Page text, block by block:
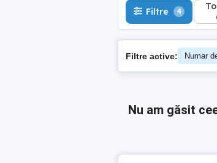
Filtre 4
Filtre active: Numar
Nu am găsit